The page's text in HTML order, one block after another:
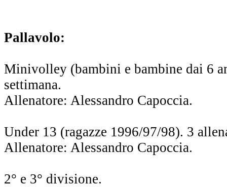
Pallavolo:
Minivolley (bambini e bambine dai 6
settimana.
Allenatore: Alessandro Capoccia.
Under 13 (ragazze 1996/97/98). 3
Allenatore: Alessandro Capoccia.
2° e 3° divisione.